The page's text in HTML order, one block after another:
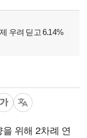
우려 딛고 6.14%
위해 2차례 연